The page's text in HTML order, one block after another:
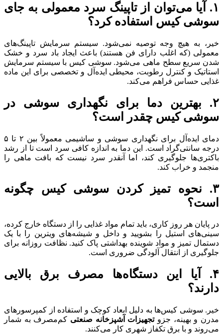
۱.
آیا می‌توان از تاپینگ سرد معمولی به جای
سوشی کیس استفاده کرد؟
خیر، به هیچ وجه توصیه نمی‌شود. سیستم سرمایش تاپینگ‌های
معمولی (که اغلب دارای فن هستند) باعث ایجاد باد سرد و خشک
شدن سریع سطح ماهی می‌شود. سوشی کیس با سیستم سرمایش
استاتیک و کنترل رطوبت، محیطی ایده‌آل و تخصصی برای این ماده
غذایی حساس فراهم می‌کند.
۲. بهترین دما برای نگهداری سوشی در
سوشی کیس چقدر است؟
دمای ایده‌آل برای نگهداری سوشی و ساشیمی معمولاً بین ۲ تا ۵
درجه سانتی‌گراد است. این دما به اندازه کافی سرد است تا از رشد
باکتری‌ها جلوگیری کند، اما آنقدر سرد نیست که بافت ماهی را
منجمد و خراب کند.
۳. نحوه تمیز کردن سوشی کیس چگونه
است؟
در پایان هر روز کاری، باید تمام مواد غذایی را از دستگاه خارج کرده،
سینی‌های استیل را بشویید و داخل و شیشه‌های ویترین را با یک
دستمال تمیز و مواد شوینده بهداشتی پاک کنید. نظافت روزانه برای
جلوگیری از انتقال آلودگی ضروری است.
۴.
آیا این دستگاه‌ها مصرف برق بالایی
دارند؟
خیر. سوشی کیس‌ها به دلیل ابعاد کوچک و استفاده از کمپرسورهای
مدرن و بهینه، جزوتجهیزات آشپزخانه صنعتی کم‌مصرف به شمار
می‌روند و با برق تکفاز شهری کار می‌کنند.